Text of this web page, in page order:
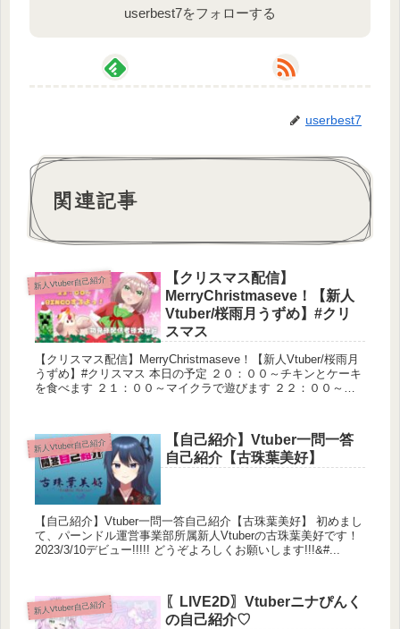
Twitter:@nekockw
各種リンク:https://twitter.com/nekockw
˳◌*✩┈┈┈┈┈┈┈┈┈┈┈┈┈┈┈┈┈┈┈┈┈┈┈┈┈┈┈┈┈┈┈✩*◌˳
✧SPECIAL THANKS
企画：
海月シェル 様
︎元動画↪︎ https://www.youtube.com/watch?
v=V4L3YuhCUEY
•【自己紹介】Vtuber一問一答自己紹介/オリジナル曲
【#海月シェル /新人Vtuber】
Twitter↪︎https://twitter.com/umitsukishell
YouTube↪︎ /https://www.youtube.com/@umitsukishell
サムネイルビジュアル ：
帰路 様 https://twitter.com/ke_ro_lingual
モデリング・歌・動画制作：
猫島ちくわ https://lit.link/nekochiku
userbest7をフォローする
userbest7
関連記事
新人Vtuber自己紹介
【クリスマス配信】
MerryChristmaseve！【新人
Vtuber/桜雨月うずめ】#クリ
スマス
【クリスマス配信】MerryChristmaseve！【新人Vtuber/桜雨月
うずめ】#クリスマス 本日の予定 ２０：００～チキンとケーキ
を食べます ２１：００～マイクラで遊びます ２２：００～フ
新人Vtuber自己紹介
【自己紹介】Vtuber一問一答
自己紹介【古珠葉美好】
【自己紹介】Vtuber一問一答自己紹介【古珠葉美好】 初めまし
て、パーンドル運営事業部所属新人Vtuberの古珠葉美好です！
2023/3/10デビュー!!!!! どうぞよろしくお願いします!!!&#...
新人Vtuber自己紹介
〖LIVE2D〗Vtuberニナぴんく
の自己紹介♡